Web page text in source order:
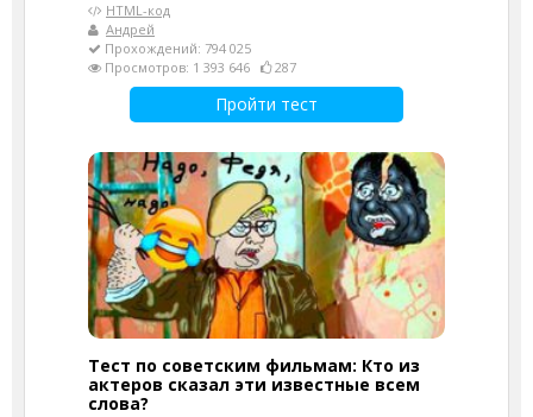
HTML-код
Андрей
Прохождений: 794 025
Просмотров: 1 393 646
287
Пройти тест
Тест по советским фильмам: Кто из
актеров сказал эти известные всем
слова?